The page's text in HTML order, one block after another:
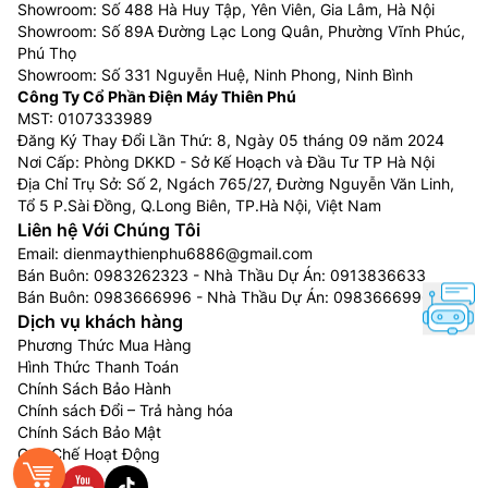
nhà của bạn.
Giám sát từ xa Styler của bạn với ThinQ
Công nghệ ThinQ kết hợp các tính năng thông minh
với tủ chăm sóc quần áo LG SC5GMR80H của bạn cho
phép khởi động hoặc theo dõi từ xa quá trình may
mặc quý giá của bạn. Bạn cũng có thể theo dõi mức
tiêu thụ năng lượng hoặc sử dụng Cycle Download để
Showroom: Số 488 Hà Huy Tập, Yên Viên, Gia Lâm, Hà Nội
Showroom: Số 89A Đường Lạc Long Quân, Phường Vĩnh Phúc,
Phú Thọ
Showroom: Số 331 Nguyễn Huệ, Ninh Phong, Ninh Bình
Công Ty Cổ Phần Điện Máy Thiên Phú
MST: 0107333989
Đăng Ký Thay Đổi Lần Thứ: 8, Ngày 05 tháng 09 năm 2024
Nơi Cấp: Phòng DKKD - Sở Kế Hoạch và Đầu Tư TP Hà Nội
Địa Chỉ Trụ Sở: Số 2, Ngách 765/27, Đường Nguyễn Văn Linh,
Tổ 5 P.Sài Đồng, Q.Long Biên, TP.Hà Nội, Việt Nam
Liên hệ Với Chúng Tôi
Email: dienmaythienphu6886@gmail.com
Bán Buôn: 0983262323 - Nhà Thầu Dự Án: 0913836633
Bán Buôn: 0983666996 - Nhà Thầu Dự Án: 0983666996
Dịch vụ khách hàng
Phương Thức Mua Hàng
Hình Thức Thanh Toán
Chính Sách Bảo Hành
Chính sách Đổi – Trả hàng hóa
Chính Sách Bảo Mật
Quy Chế Hoạt Động